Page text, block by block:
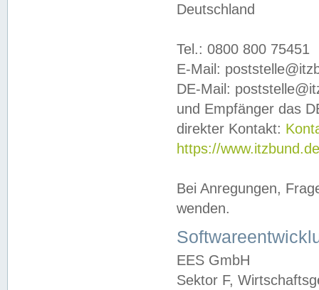
Deutschland
Tel.: 0800 800 75451
E-Mail:
DE-Mail:
und Empfänger das
direkter Kontakt:
https://
Bei Anregungen,
wenden.
EES GmbH
Sektor F,